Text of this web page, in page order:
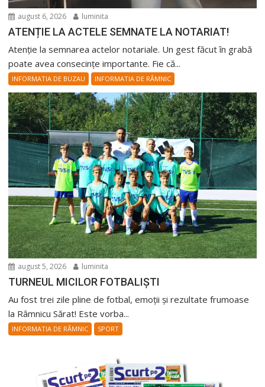
august 6, 2026 luminita
ATENȚIE LA ACTELE SEMNATE LA NOTARIAT!
Atenție la semnarea actelor notariale. Un gest făcut în grabă
poate avea consecințe importante. Fie că...
INFORMATIA DE BUZAU INFORMATIA DE RÂMNIC
august 5, 2026 luminita
TURNEUL MICILOR FOTBALIȘTI
Au fost trei zile pline de fotbal, emoții și rezultate frumoase
la Râmnicu Sărat! Este vorba...
INFORMATIA DE RÂMNIC SPORT